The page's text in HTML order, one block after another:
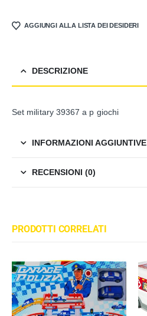
AGGIUNGI ALLA LISTA DEI DESIDERI
DESCRIZIONE
Set military 39367 a p giochi
INFORMAZIONI AGGIUNTIVE
RECENSIONI (0)
PRODOTTI CORRELATI